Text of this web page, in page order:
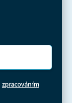
zpracováním